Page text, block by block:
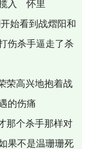
揽入 怀里
始看到战熠阳和
伤杀手逼走了杀
荣高兴地抱着战
的伤痛
那个杀手那样对
果不是温珊珊死